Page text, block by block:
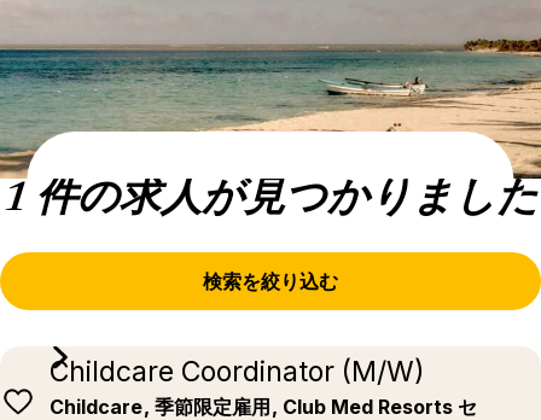
1 件の求人が見つかりました
検索を絞り込む
Childcare Coordinator (M/W)
Childcare, 季節限定雇用, Club Med Resorts セ